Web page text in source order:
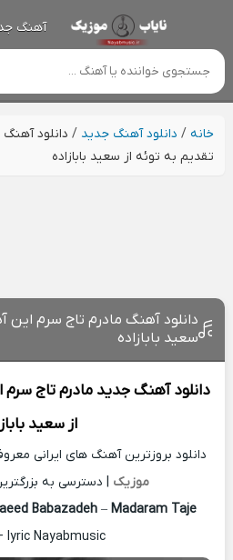
آهنگ
خانه/ دانلود آهنگ جدید / دانلود
تقدیم به توئه از سعید بابازاده
دانلود آهنگ مادرم تاج سرم این
سعید بابازاده
دانلود آهنگ جدید مادرم تاج
ازسعید
دانلود بروزترین آهنگ های ایرانی
موزیک | دسترسی به
Babazadeh– Madaram Taje
lyric Nayabmusic